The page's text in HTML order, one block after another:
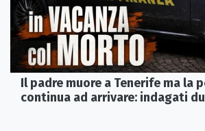
Il padre muore a Tenerife ma la
continua ad arrivare: indagati